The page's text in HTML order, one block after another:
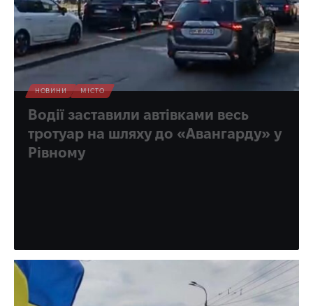
НОВИНИ МІСТО
Водії заставили автівками весь
тротуар на шляху до «Авангарду» у
Рівному